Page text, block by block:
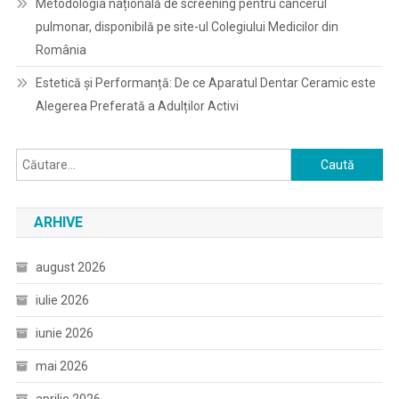
Metodologia națională de screening pentru cancerul
pulmonar, disponibilă pe site-ul Colegiului Medicilor din
România
Estetică și Performanță: De ce Aparatul Dentar Ceramic este
Alegerea Preferată a Adulților Activi
Caută
după:
ARHIVE
august 2026
iulie 2026
iunie 2026
mai 2026